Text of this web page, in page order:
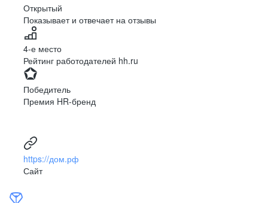
Открытый
Показывает и отвечает на отзывы
4-е место
Рейтинг работодателей hh.ru
Победитель
Премия HR-бренд
https://дом.рф
Сайт